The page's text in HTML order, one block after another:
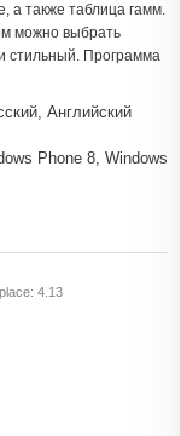
а также таблица гамм.
можно выбрать
стильный. Программа
Английский
Phone 8, Windows
4.13